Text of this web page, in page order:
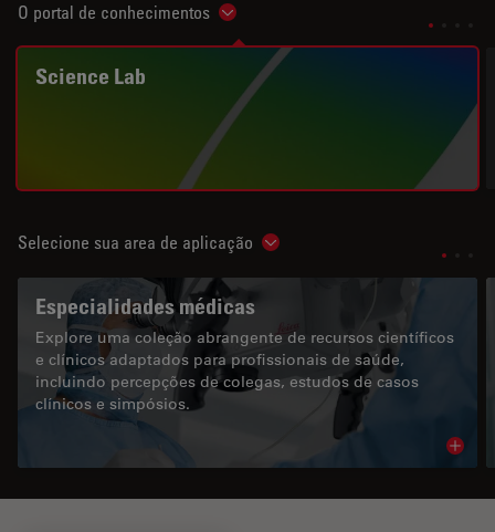
O portal de conhecimentos Show subnavigation
Science Lab
Selecione sua area de aplicação Show subnavigation
Especialidades médicas
Explore uma coleção abrangente de recursos científicos
e clínicos adaptados para profissionais de saúde,
incluindo percepções de colegas, estudos de casos
clínicos e simpósios.